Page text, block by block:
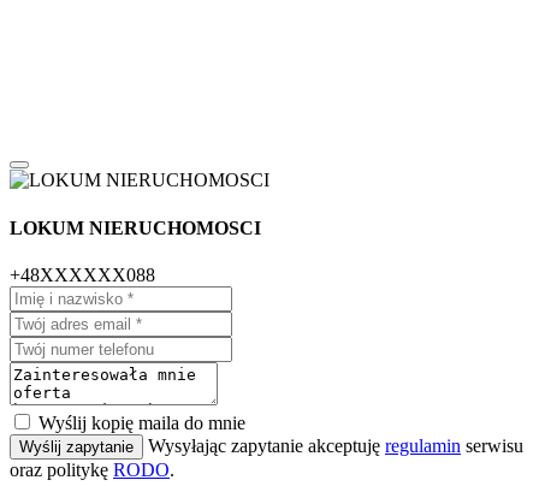
LOKUM NIERUCHOMOSCI
+48XXXXXX088
Wyślij kopię maila do mnie
Wyślij zapytanie Wysyłając zapytanie akceptuję regulamin serwisu
oraz politykę RODO.